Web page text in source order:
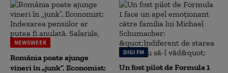
NEWSWEEK
România poate ajunge
vineri în „junk”. Economist:
DIGI FM
Un fost pilot de Formula 1